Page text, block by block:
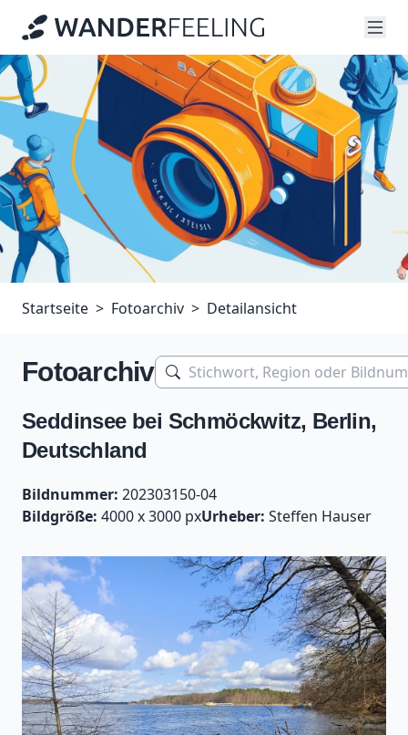
Startseite Fotoarchiv Detailansicht
Fotoarchiv
Seddinsee bei Schmöckwitz, Berlin,
Deutschland
Bildnummer: 202303150-04
Bildgröße: 4000 x 3000 pxUrheber: Steffen Hauser